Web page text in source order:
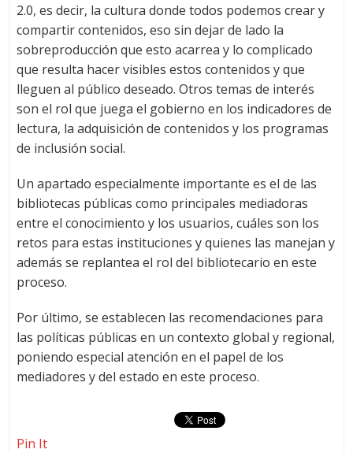
2.0, es decir, la cultura donde todos podemos crear y
compartir contenidos, eso sin dejar de lado la
sobreproducción que esto acarrea y lo complicado
que resulta hacer visibles estos contenidos y que
lleguen al público deseado. Otros temas de interés
son el rol que juega el gobierno en los indicadores de
lectura, la adquisición de contenidos y los programas
de inclusión social.
Un apartado especialmente importante es el de las
bibliotecas públicas como principales mediadoras
entre el conocimiento y los usuarios, cuáles son los
retos para estas instituciones y quienes las manejan y
además se replantea el rol del bibliotecario en este
proceso.
Por último, se establecen las recomendaciones para
las políticas públicas en un contexto global y regional,
poniendo especial atención en el papel de los
mediadores y del estado en este proceso.
Pin It